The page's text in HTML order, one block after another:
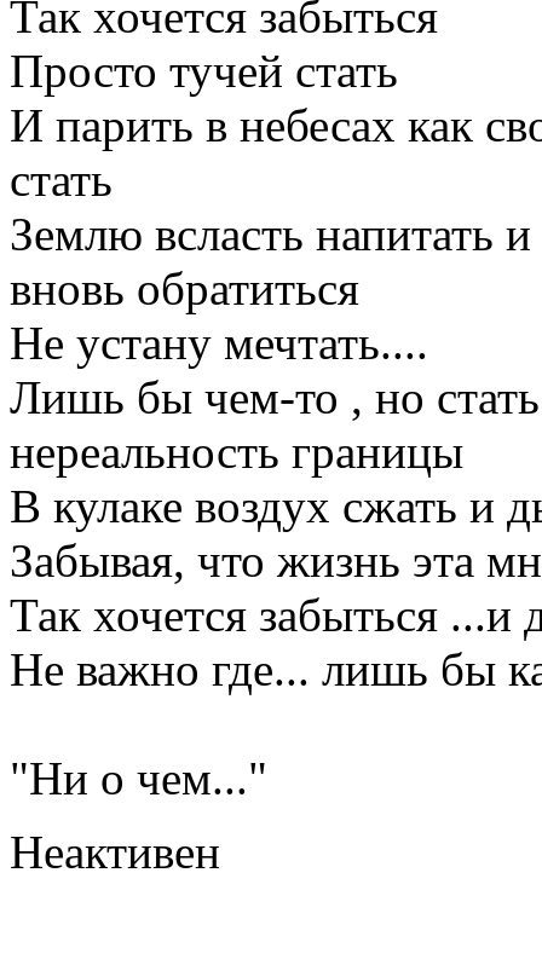
Так хочется забыться
Просто тучей стать
И парить в небесах как
стать
Землю всласть напитать
вновь обратиться
Не устану мечтать....
Лишь бы чем-то , но
нереальность границы
В кулаке воздух сжать и
Забывая, что жизнь эта
Так хочется забыться ...и
Не важно где... лишь бы
"Ни о чем..."
Неактивен